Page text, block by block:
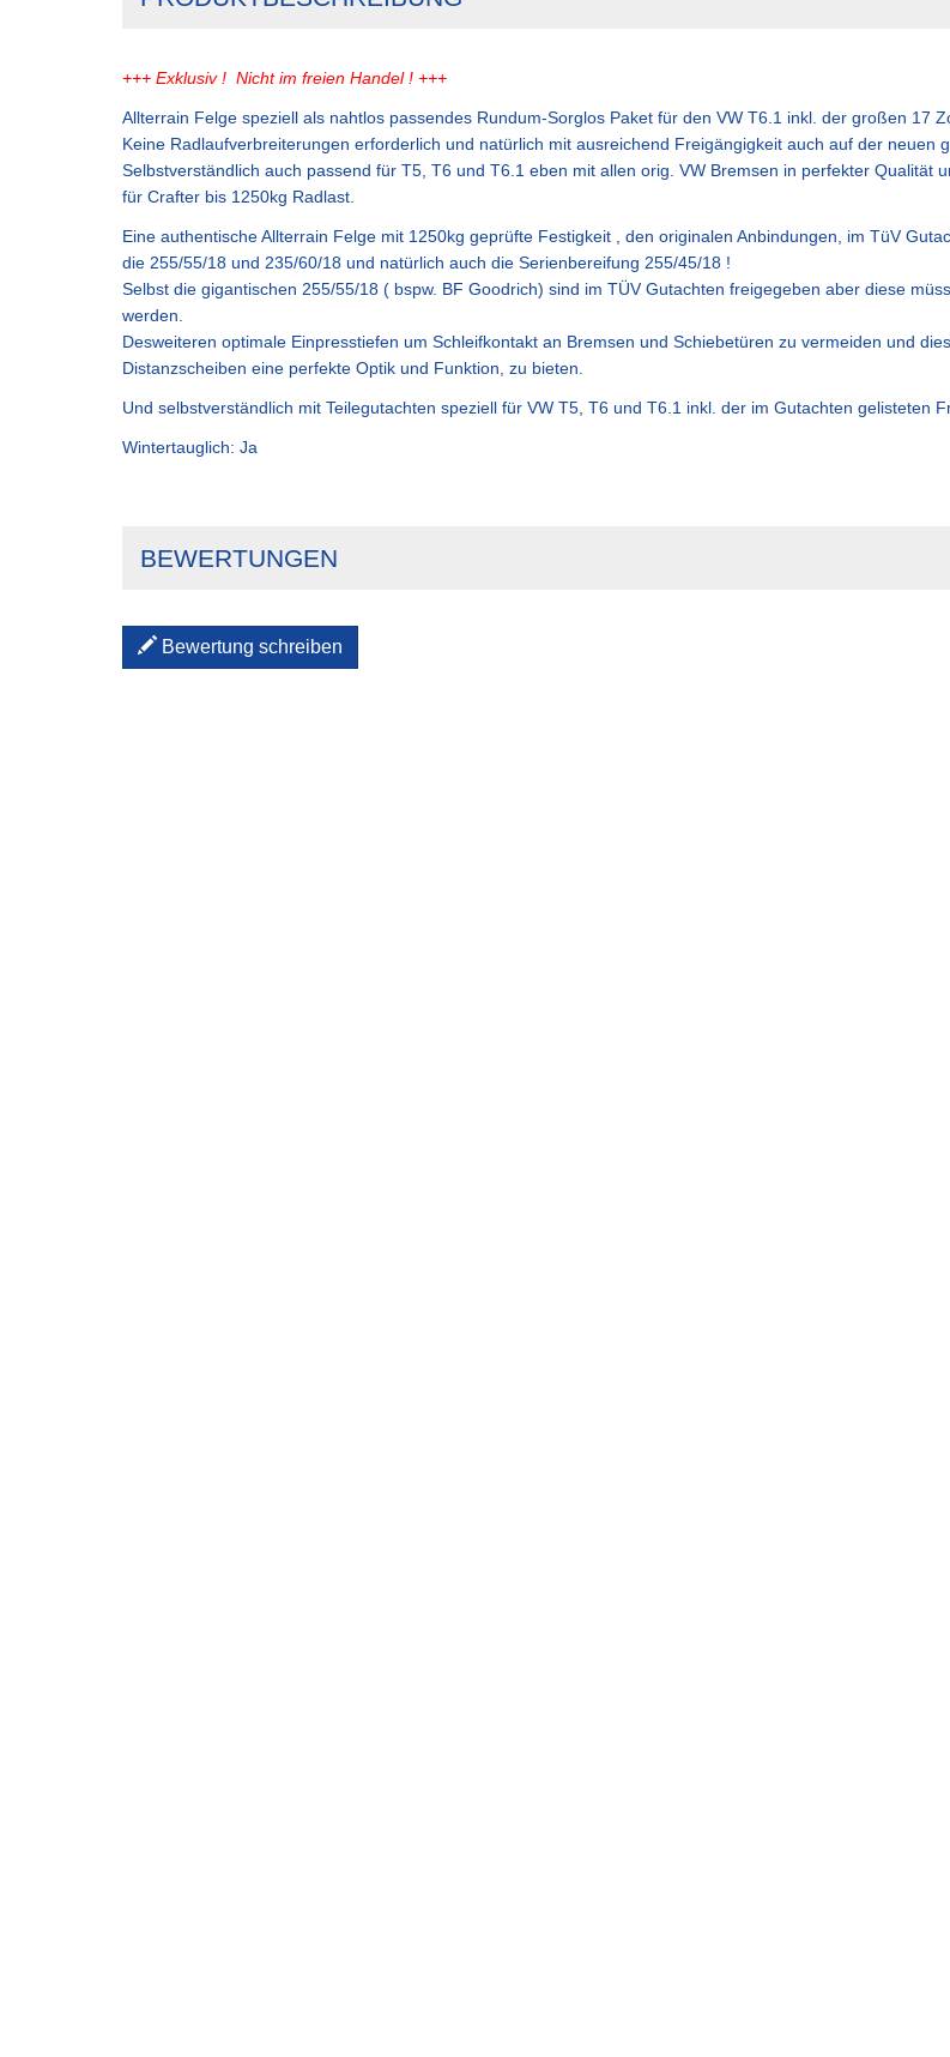
+++ Exklusiv ! Nicht im freien Handel ! +++
Allterrain Felge speziell als nahtlos passendes Rundum-Sorglos Paket für den VW T6.1 inkl. der großen 17
Keine Radlaufverbreiterungen erforderlich und natürlich mit ausreichend Freigängigkeit auch auf der neuen
Selbstverständlich auch passend für T5, T6 und T6.1 eben mit allen orig. VW Bremsen in perfekter Qualität
für Crafter bis 1250kg Radlast.
Eine authentische Allterrain Felge mit 1250kg geprüfte Festigkeit , den originalen Anbindungen, im TüV
die 255/55/18 und 235/60/18 und natürlich auch die Serienbereifung 255/45/18 !
Selbst die gigantischen 255/55/18 ( bspw. BF Goodrich) sind im TÜV Gutachten freigegeben aber diese
werden.
Desweiteren optimale Einpresstiefen um Schleifkontakt an Bremsen und Schiebetüren zu vermeiden und
Distanzscheiben eine perfekte Optik und Funktion, zu bieten.
Und selbstverständlich mit Teilegutachten speziell für VW T5, T6 und T6.1 inkl. der im Gutachten
Wintertauglich: Ja
BEWERTUNGEN
Bewertung schreiben